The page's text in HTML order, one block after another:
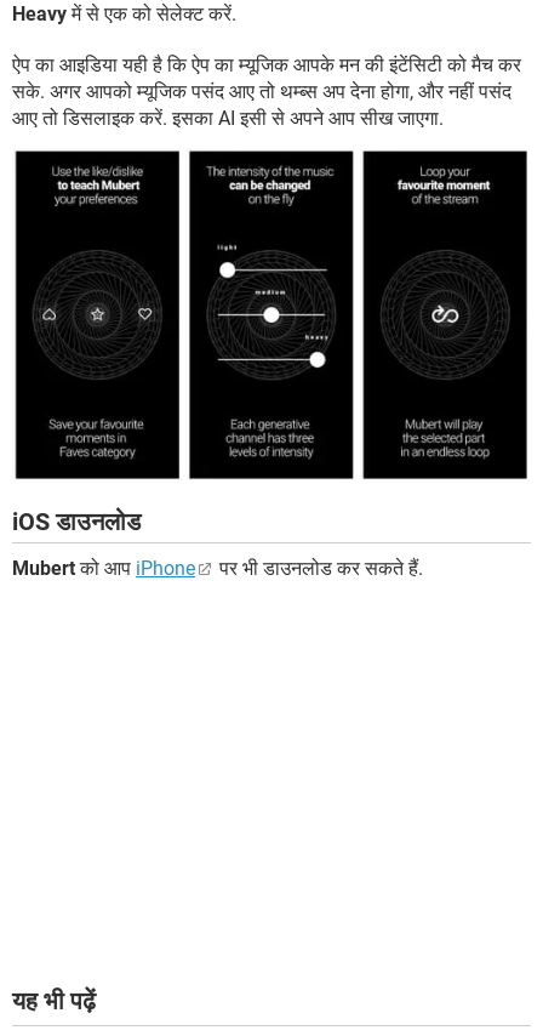
Heavyमें से एक को सेलेक्ट करें.
ऐप का आइडिया यही है कि ऐप का म्यूजिक आपके मन की इंटेंसिटी को मैच कर
सके. अगर आपको म्यूजिक पसंद आए तो थम्ब्स अप देना होगा, और नहीं पसंद
आए तो डिसलाइक करें. इसका AI इसी से अपने आप सीख जाएगा.
iOS डाउनलोड
Mubertको आप iPhone पर भी डाउनलोड कर सकते हैं.
यह भी पढ़ें